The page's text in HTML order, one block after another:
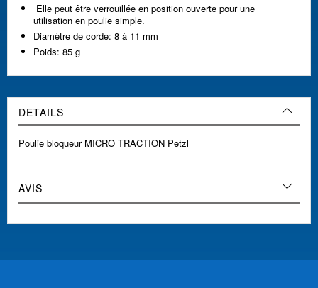
Elle peut être verrouillée en position ouverte pour une
utilisation en poulie simple.
Diamètre de corde: 8 à 11 mm
Poids: 85 g
DETAILS
Poulie bloqueur MICRO TRACTION Petzl
AVIS